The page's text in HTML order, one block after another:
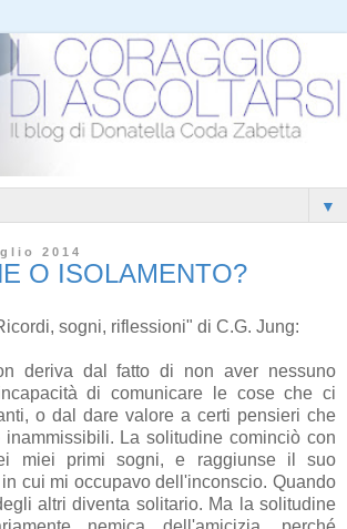
▼
2014
O ISOLAMENTO?
sogni, riflessioni" di C.G. Jung:
deriva dal fatto di non aver nessuno
di comunicare le cose che ci
o dal dare valore a certi pensieri che
La solitudine cominciò con
miei primi sogni, e raggiunse il suo
cui mi occupavo dell'inconscio. Quando
altri diventa solitario. Ma la solitudine